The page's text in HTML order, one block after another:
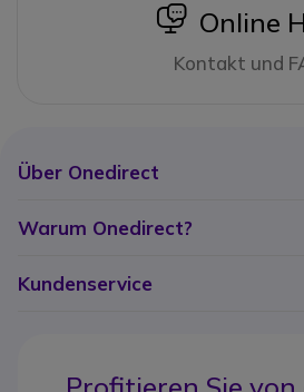
icon
Online
Kontakt und
Über Onedirect
Warum Onedirect?
Kundenservice